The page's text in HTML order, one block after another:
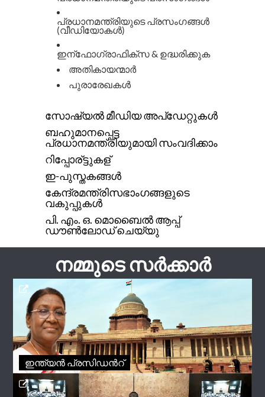
പ്രധാനമന്ത്രിയുടെ പ്രസംഗങ്ങള്‍
(വീഡിയോകൾ)
ഇന്ഫോഗ്രാഫിക്സ & ഉദ്ധരിക്കുക
അതികായന്മാർ
പുരാരേഖകൾ
സോഷ്യൽ മീഡിയ അപ്ഡേറ്റുകൾ
ബഹുമാനപ്പെട്ട
പ്രധാനമന്ത്രിയുമായി സംവദിക്കാം
റിപ്പോര്ട്ടുകള്
ഇ-പുസ്തകങ്ങൾ
കേന്ദ്രമന്ത്രിസഭാംഗങ്ങളുടെ
വകുപ്പുകള്‍
പി. എം. ഒ. മൊബൈൽ ആപ്പ്
ഡൗൺലോഡ് ചെയ്യു
നമ്മുടെ സർക്കാർ
ഇന്ത്യൻ പ്രസിഡന്‍റ്